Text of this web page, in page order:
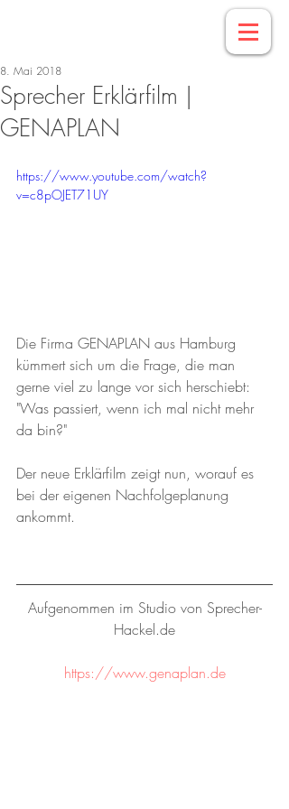
Sprecher Erklärfilm |
GENAPLAN
8. Mai 2018
https://www.youtube.com/watch?
v=c8pOJET71UY
Die Firma GENAPLAN aus Hamburg
kümmert sich um die Frage, die man
gerne viel zu lange vor sich herschiebt:
"Was passiert, wenn ich mal nicht mehr
da bin?"
Der neue Erklärfilm zeigt nun, worauf es
bei der eigenen Nachfolgeplanung
ankommt.
Aufgenommen im Studio von Sprecher-
Hackel.de
https://www.genaplan.de